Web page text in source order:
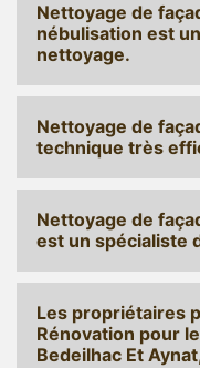
Nettoyage de
nébulisation est
nettoyage.
Nettoyage de
technique très
Nettoyage de
est un spécialiste
Les propriétaires
Rénovation pour
Bedeilhac Et